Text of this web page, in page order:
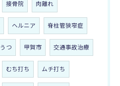
接骨院 肉離れ
ヘルニア 脊柱管狭窄症
うつ 甲賀市 交通事故治療
むち打ち ムチ打ち